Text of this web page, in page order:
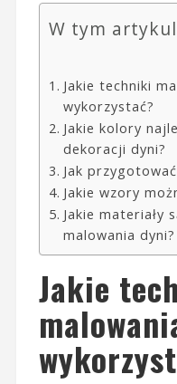
W tym
Jakie techniki
wykorzystać?
Jakie kolory
dekoracji dyni?
Jak
Jakie wzory
Jakie materiały
malowania dyni?
Jakie